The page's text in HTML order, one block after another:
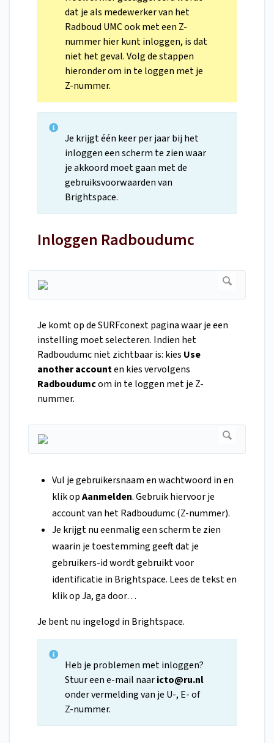
dat je als medewerker van het
Radboud UMC ook met een Z-
nummer hier kunt inloggen, is dat
niet het geval. Volg de stappen
hieronder om in te loggen met je
Z-nummer.
Je krijgt één keer per jaar bij het
inloggen een scherm te zien waar
je akkoord moet gaan met de
gebruiksvoorwaarden van
Brightspace.
Inloggen Radboudumc
Je komt op de SURFconext pagina waar je een
instelling moet selecteren. Indien het
Radboudumc niet zichtbaar is: kies Use
another accounten kies vervolgens
Radboudumcom in te loggen met je Z-
nummer.
Vul je gebruikersnaam en wachtwoord in en
klik opAanmelden. Gebruik hiervoor je
account van het Radboudumc (Z-nummer).
Je krijgt nu eenmalig een scherm te zien
waarin je toestemming geeft dat je
gebruikers-id wordt gebruikt voor
identificatie in Brightspace. Lees de tekst en
klik op Ja, ga door…
Je bent nu ingelogd in Brightspace.
Heb je problemen met inloggen?
Stuur een e-mail naaricto@ru.nl
onder vermelding van je U-, E- of
Z-nummer.